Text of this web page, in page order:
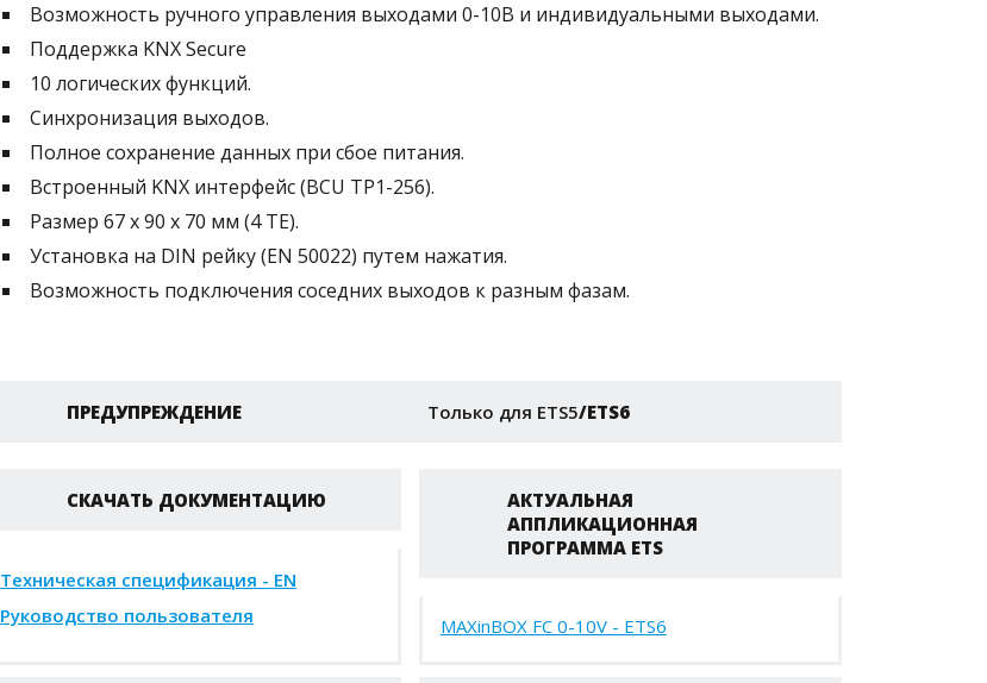
Возможность ручного управления выходами 0-10В и индивидуальными выходами.
Поддержка KNX Secure
10 логических функций.
Синхронизация выходов.
Полное сохранение данных при сбое питания.
Встроенный KNX интерфейс (BCU TP1-256).
Размер 67 x 90 x 70 мм (4 ТЕ).
Установка на DIN рейку (EN 50022) путем нажатия.
Возможность подключения соседних выходов к разным фазам.
ПРЕДУПРЕЖДЕНИЕ Только для ETS5/ETS6
СКАЧАТЬ ДОКУМЕНТАЦИЮ
Техническая спецификация - EN
Руководство пользователя
АКТУАЛЬНАЯ
АППЛИКАЦИОННАЯ
ПРОГРАММА ETS
MAXinBOX FC 0-10V - ETS6